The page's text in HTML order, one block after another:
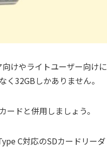
けやライトユーザー向けに
32GBしかありません。
ドと併用しましょう。
C対応のSDカードリーダ